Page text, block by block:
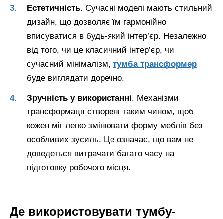
Естетичність. Сучасні моделі мають стильний
дизайн, що дозволяє їм гармонійно
вписуватися в будь-який інтер’єр. Незалежно
від того, чи це класичний інтер’єр, чи
сучасний мінімалізм, тумба трансформер
буде виглядати доречно.
Зручність у використанні. Механізми
трансформації створені таким чином, щоб
кожен міг легко змінювати форму меблів без
особливих зусиль. Це означає, що вам не
доведеться витрачати багато часу на
підготовку робочого місця.
Де використовувати тумбу-